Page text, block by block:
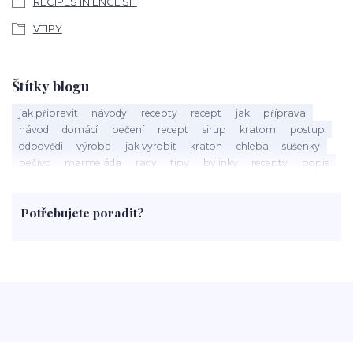
VTIPY
Štítky blogu
jak připravit návody recepty recept jak
příprava
návod
domácí pečení recept sirup kratom
postup
odpovědi
výroba jak vyrobit kraton chleba
sušenky
pečivo
marmeláda rady tipy bylinky recepty
popis
rohlíky
grilování čaj
Potřebujete poradit?